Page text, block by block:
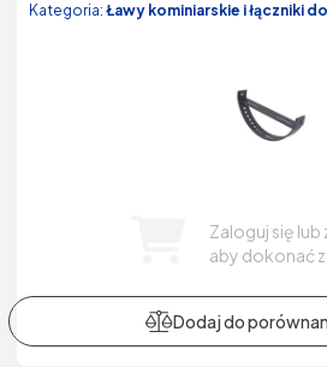
Kategoria: Ławy kominiarskie i łączniki
Zaloguj się lub
aby dokonać